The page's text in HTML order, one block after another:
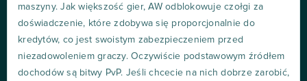
maszyny. Jak większość gier, AW odblokowuje czołgi za
doświadczenie, które zdobywa się proporcjonalnie do
kredytów, co jest swoistym zabezpieczeniem przed
niezadowoleniem graczy. Oczywiście podstawowym źródłem
dochodów są bitwy PvP. Jeśli chcecie na nich dobrze zarobić,